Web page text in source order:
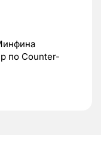
по Counter-